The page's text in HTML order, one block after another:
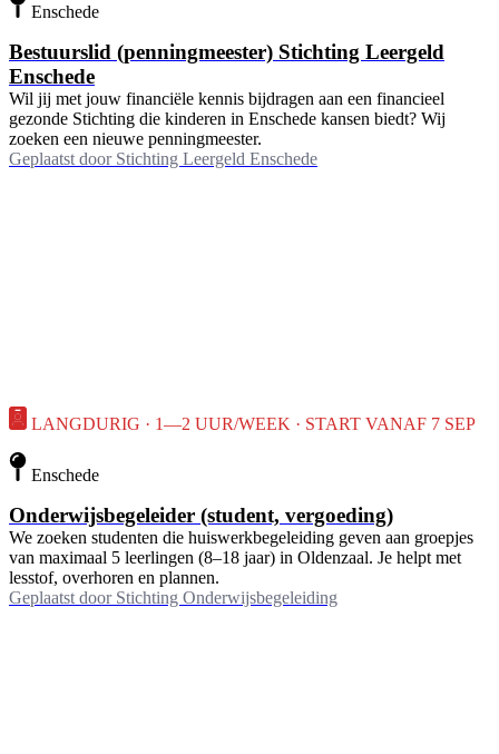
Enschede
Bestuurslid (penningmeester) Stichting Leergeld
Enschede
Wil jij met jouw financiële kennis bijdragen aan een financieel
gezonde Stichting die kinderen in Enschede kansen biedt? Wij
zoeken een nieuwe penningmeester.
Geplaatst door Stichting Leergeld Enschede
LANGDURIG · 1—2 UUR/WEEK · START VANAF 7 SEP
Enschede
Onderwijsbegeleider (student, vergoeding)
We zoeken studenten die huiswerkbegeleiding geven aan groepjes
van maximaal 5 leerlingen (8–18 jaar) in Oldenzaal. Je helpt met
lesstof, overhoren en plannen.
Geplaatst door Stichting Onderwijsbegeleiding